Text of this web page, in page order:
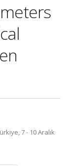
7 - 10 Aralık